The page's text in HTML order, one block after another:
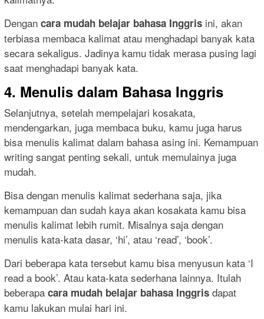
Dengan cara mudah belajar bahasa Inggris ini, akan
terbiasa membaca kalimat atau menghadapi banyak kata
secara sekaligus. Jadinya kamu tidak merasa pusing lagi
saat menghadapi banyak kata.
4. Menulis dalam Bahasa Inggris
Selanjutnya, setelah mempelajari kosakata,
mendengarkan, juga membaca buku, kamu juga harus
bisa menulis kalimat dalam bahasa asing ini. Kemampuan
writing sangat penting sekali, untuk memulainya juga
mudah.
Bisa dengan menulis kalimat sederhana saja, jika
kemampuan dan sudah kaya akan kosakata kamu bisa
menulis kalimat lebih rumit. Misalnya saja dengan
menulis kata-kata dasar, ‘hi’, atau ‘read’, ‘book’.
Dari beberapa kata tersebut kamu bisa menyusun kata ‘I
read a book’. Atau kata-kata sederhana lainnya. Itulah
beberapa cara mudah belajar bahasa Inggris dapat
kamu lakukan mulai hari ini.